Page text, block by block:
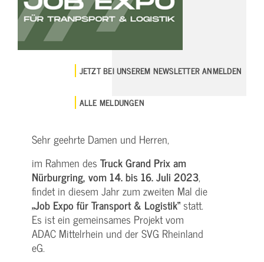
JETZT BEI UNSEREM NEWSLETTER ANMELDEN
ALLE MELDUNGEN
Sehr geehrte Damen und Herren,
im Rahmen des Truck Grand Prix am
Nürburgring, vom 14. bis 16. Juli 2023,
findet in diesem Jahr zum zweiten Mal die
„Job Expo für Transport & Logistik“ statt.
Es ist ein gemeinsames Projekt vom
ADAC Mittelrhein und der SVG Rheinland
eG.